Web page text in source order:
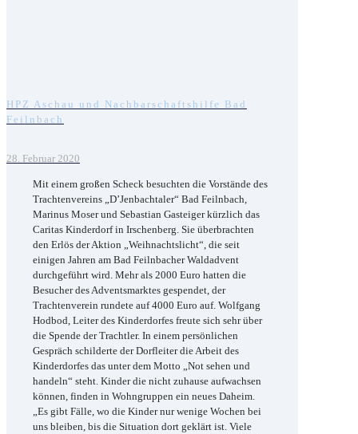
HPZ Aschau und Nachbarschaftshilfe Bad
Feilnbach
28. Februar 2020
Mit einem großen Scheck besuchten die Vorstände des
Trachtenvereins „D’Jenbachtaler“ Bad Feilnbach,
Marinus Moser und Sebastian Gasteiger kürzlich das
Caritas Kinderdorf in Irschenberg. Sie überbrachten
den Erlös der Aktion „Weihnachtslicht“, die seit
einigen Jahren am Bad Feilnbacher Waldadvent
durchgeführt wird. Mehr als 2000 Euro hatten die
Besucher des Adventsmarktes gespendet, der
Trachtenverein rundete auf 4000 Euro auf. Wolfgang
Hodbod, Leiter des Kinderdorfes freute sich sehr über
die Spende der Trachtler. In einem persönlichen
Gespräch schilderte der Dorfleiter die Arbeit des
Kinderdorfes das unter dem Motto „Not sehen und
handeln“ steht. Kinder die nicht zuhause aufwachsen
können, finden in Wohngruppen ein neues Daheim.
„Es gibt Fälle, wo die Kinder nur wenige Wochen bei
uns bleiben, bis die Situation dort geklärt ist. Viele